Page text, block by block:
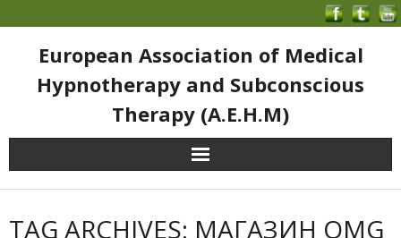
European Association of Medical
Hypnotherapy and Subconscious
Therapy (A.E.H.M)
TAG ARCHIVES: МАГАЗИН OMG